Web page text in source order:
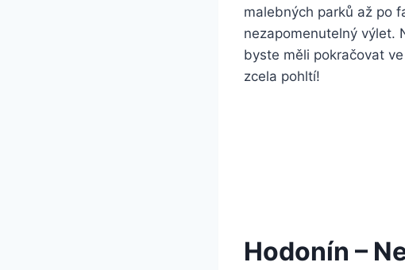
malebných parků až po
nezapomenutelný výlet.
byste měli pokračovat
zcela pohltí!
Hodonín –